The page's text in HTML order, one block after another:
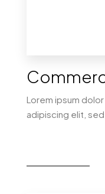
Lorem ipsum
adipiscing elit,